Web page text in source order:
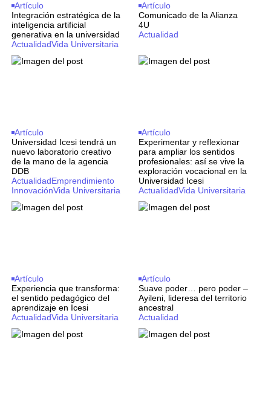
Artículo
Integración estratégica de la
inteligencia artificial
generativa en la universidad
ActualidadVida Universitaria
Artículo
Comunicado de la Alianza
4U
Actualidad
Artículo
Universidad Icesi tendrá un
nuevo laboratorio creativo
de la mano de la agencia
DDB
ActualidadEmprendimiento
InnovaciónVida Universitaria
Artículo
Experimentar y reflexionar
para ampliar los sentidos
profesionales: así se vive la
exploración vocacional en la
Universidad Icesi
ActualidadVida Universitaria
Artículo
Experiencia que transforma:
el sentido pedagógico del
aprendizaje en Icesi
ActualidadVida Universitaria
Artículo
Suave poder… pero poder –
Ayileni, lideresa del territorio
ancestral
Actualidad